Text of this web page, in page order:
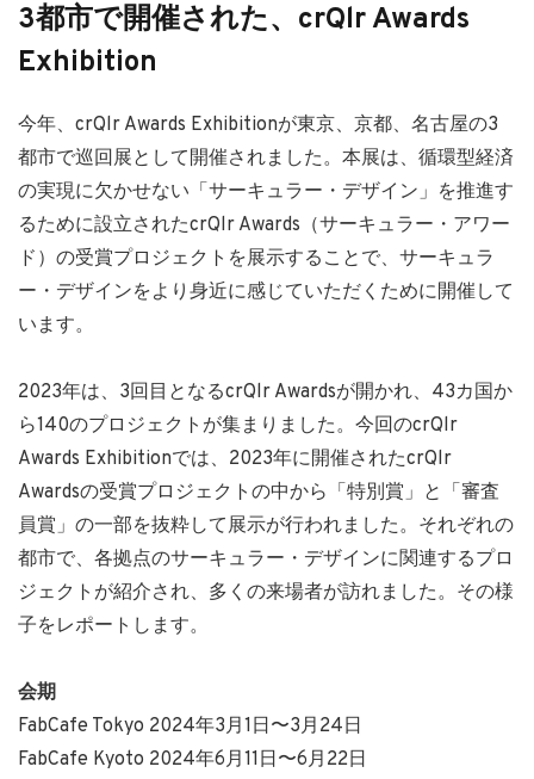
3都市で開催された、crQlr Awards
Exhibition
今年、crQlr Awards Exhibitionが東京、京都、名古屋の3
都市で巡回展として開催されました。本展は、循環型経済
の実現に欠かせない「サーキュラー・デザイン」を推進す
るために設立されたcrQlr Awards（サーキュラー・アワー
ド）の受賞プロジェクトを展示することで、サーキュラ
ー・デザインをより身近に感じていただくために開催して
います。
2023年は、3回目となるcrQlr Awardsが開かれ、43カ国か
ら140のプロジェクトが集まりました。今回のcrQlr
Awards Exhibitionでは、2023年に開催されたcrQlr
Awardsの受賞プロジェクトの中から「特別賞」と「審査
員賞」の一部を抜粋して展示が行われました。それぞれの
都市で、各拠点のサーキュラー・デザインに関連するプロ
ジェクトが紹介され、多くの来場者が訪れました。その様
子をレポートします。
会期
FabCafe Tokyo 2024年3月1日〜3月24日
FabCafe Kyoto 2024年6月11日〜6月22日